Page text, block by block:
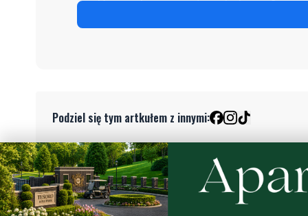
Podziel się tym artkułem z innymi:
Czytaj również